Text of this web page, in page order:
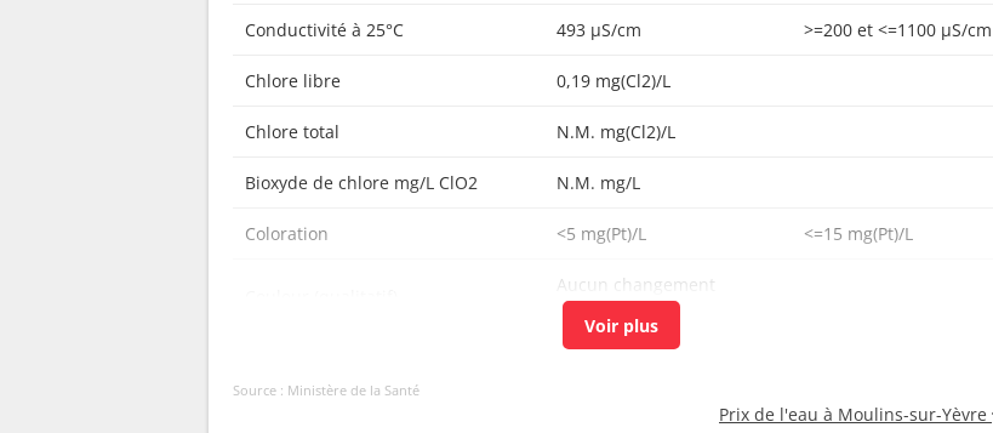
Conductivité à 25°C 493 µS/cm >=200 et <=1100 µS/cm
Chlore libre 0,19 mg(Cl2)/L
Chlore total N.M. mg(Cl2)/L
Bioxyde de chlore mg/L ClO2 N.M. mg/L
Coloration <5 mg(Pt)/L <=15 mg(Pt)/L
Aucun changement
anormal
Source : Ministère de la Santé
Prix de l'eau à Moulins-sur-Yèvre